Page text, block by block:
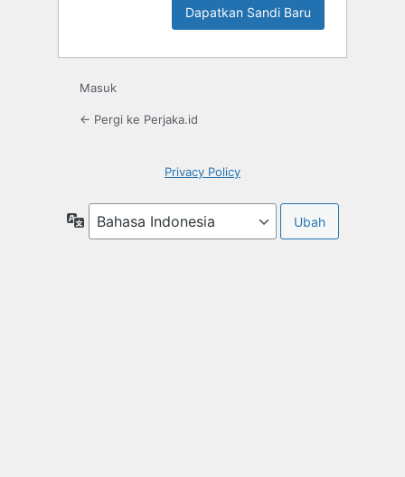
Masuk
← Pergi ke Perjaka.id
Privacy Policy
Bahasa